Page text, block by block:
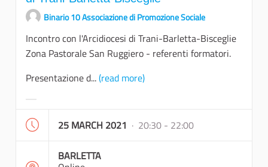
Binario 10 Associazione di Promozione Sociale
Incontro con l'Arcidiocesi di Trani-Barletta-Bisceglie
Zona Pastorale San Ruggiero - referenti formatori.
Presentazione d...(read more)
25 MARCH 2021 · 20:30 - 22:00
BARLETTA